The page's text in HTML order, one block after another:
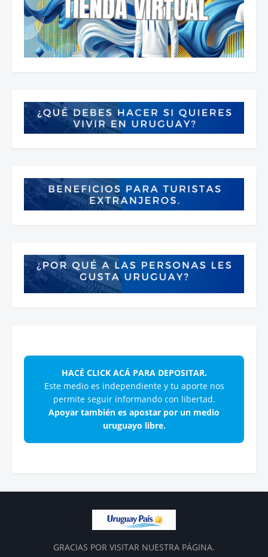
HACÉ CLICK ACÁ PARA DEPOSITAR.
Este medio es independiente y tu aporte nos
permite seguir informando con libertad.
Apoyar también es apostar por un medio
uruguayo libre.
GRACIAS POR VISITAR NUESTRA PÁGINA.